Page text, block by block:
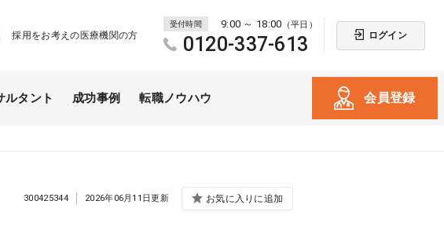
採用をお考えの医療機関の方
受付時間 9:00 ～ 18:00 （平日）
0120-337-613 ログイン
ルタント 成功事例 転職ノウハウ 会員登録
300425344 2026年06月11日更新 お気に入りに追加